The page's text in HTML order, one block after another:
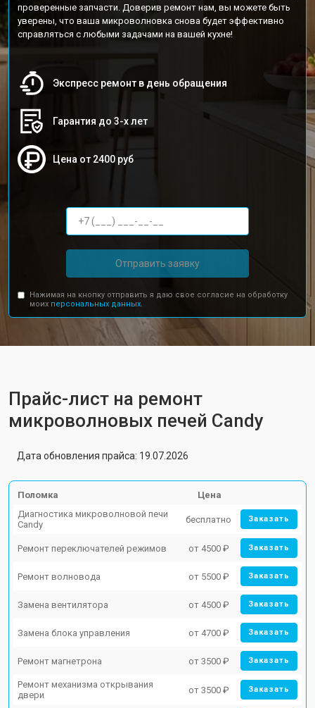
проверенные запчасти. Доверив ремонт нам, вы можете быть
уверены, что ваша микроволновка снова будет эффективно
справляться с любыми задачами на вашей кухне!
Экспресс ремонт в день обращения
Гарантия до 3-х лет
Цена от 2400 руб
Отправить заявку
Нажимая на кнопку отправить я даю свое согласие на обработку
моих персональных данных.
Прайс-лист на ремонт
микроволновых печей Candy
Дата обновления прайса: 19.07.2026
Поломка
Цена
Диагностика микроволновой печи
Candy
бесплатно Заказать
Ремонт переключателей режимов от 4500 ₽ Заказать
Ремонт волновода от 5500 ₽ Заказать
Замена вентилятора от 4500 ₽ Заказать
Замена блока управления от 4700 ₽ Заказать
Ремонт магнетрона от 3500 ₽ Заказать
Ремонт механизма открывания
двери
от 3500 ₽ Заказать